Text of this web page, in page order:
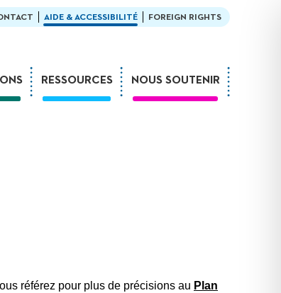
AIDE & ACCESSIBILITÉ FOREIGN RIGHTS
RESSOURCES NOUS SOUTENIR
référez pour plus de précisions au Plan